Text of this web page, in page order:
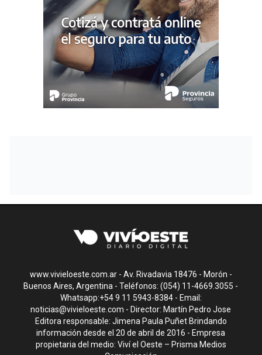
www.vivieloeste.com.ar - Av. Rivadavia 18476 - Morón -
Buenos Aires, Argentina - Teléfonos: (054) 11-4669.3055 -
Whatsapp:+54 9 11 5943-8384 - Email:
noticias@vivieloeste.com - Director: Martín Pedro Jose
Editora responsable: Jimena Paula Puñet Brindando
información desde el 20 de abril de 2016 - Empresa
propietaria del medio: Viví el Oeste – Prisma Medios